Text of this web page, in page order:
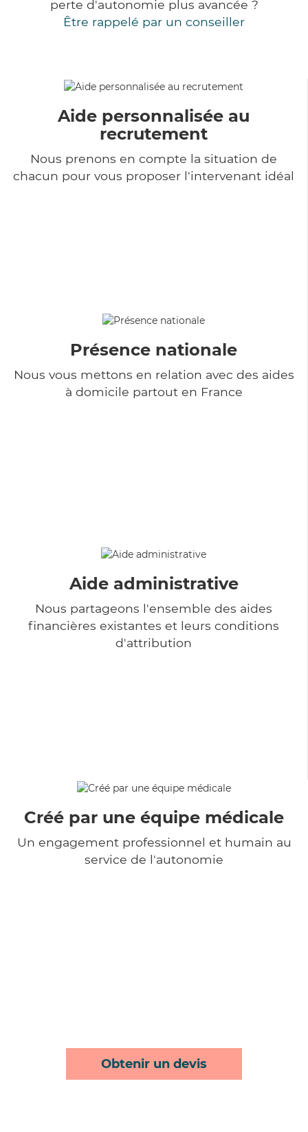
perte d'autonomie plus avancée ?
Être rappelé par un conseiller
Aide personnalisée au
recrutement
Nous prenons en compte la situation de
chacun pour vous proposer l'intervenant idéal
Présence nationale
Nous vous mettons en relation avec des aides
à domicile partout en France
Aide administrative
Nous partageons l'ensemble des aides
financières existantes et leurs conditions
d'attribution
Créé par une équipe médicale
Un engagement professionnel et humain au
service de l'autonomie
Obtenir un devis